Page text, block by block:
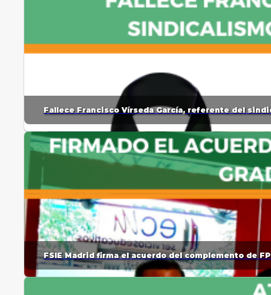
Fallece Francisco Vírseda García, referente del
FSIE Madrid firma el acuerdo del complemento de